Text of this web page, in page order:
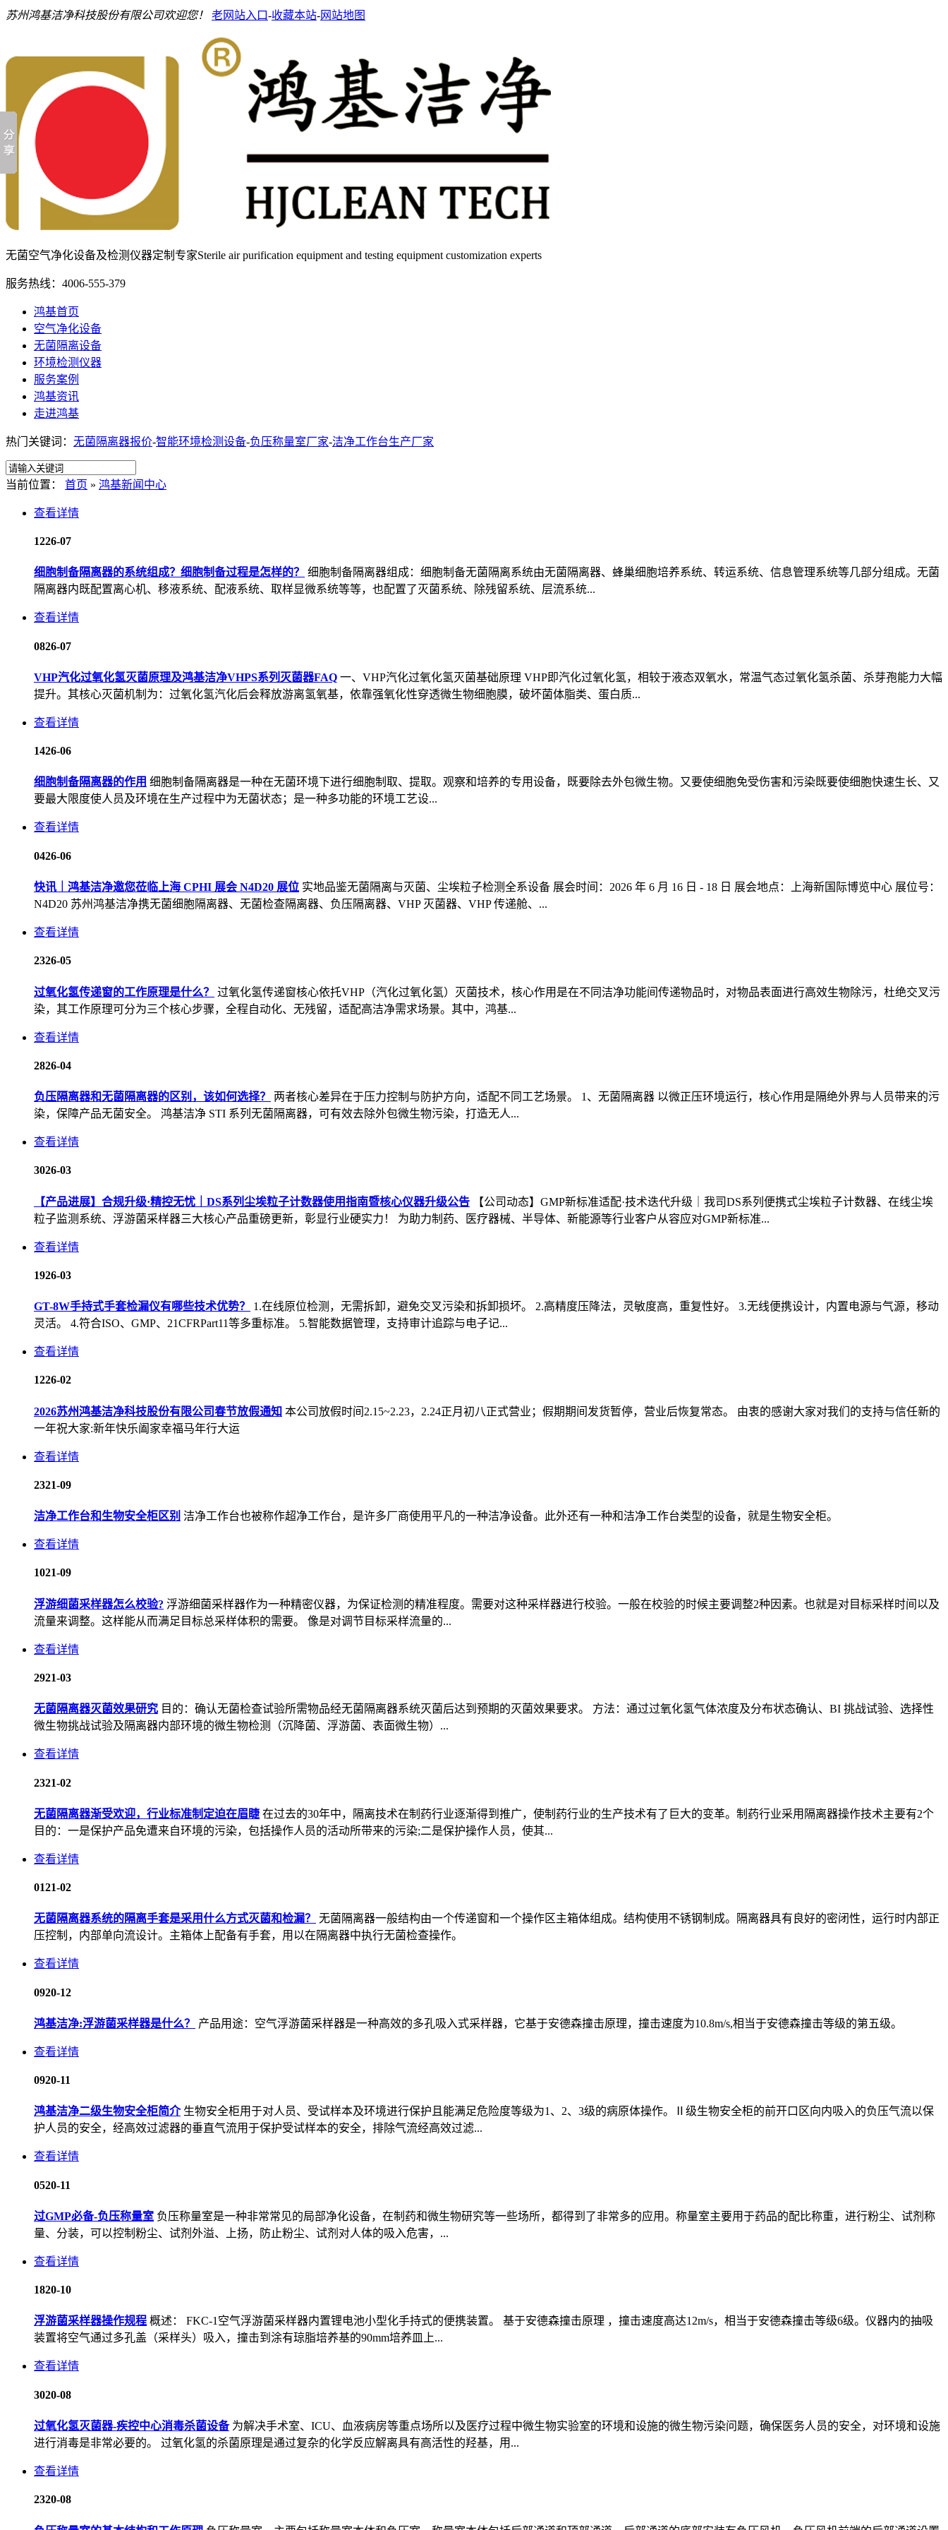
苏州鸿基洁净科技股份有限公司欢迎您！ 老网站入口-收藏本站-网站地图
无菌空气净化设备及检测仪器定制专家Sterile air purification equipment and testing equipment customization experts
服务热线： 4006-555-379
鸿基首页
空气净化设备
无菌隔离设备
环境检测仪器
服务案例
鸿基资讯
走进鸿基
热门关键词： 无菌隔离器报价-智能环境检测设备-负压称量室厂家-洁净工作台生产厂家
当前位置： 首页 » 鸿基新闻中心
查看详情
1226-07
细胞制备隔离器的系统组成？细胞制备过程是怎样的？
细胞制备隔离器组成：细胞制备无菌隔离系统由无菌隔离器、蜂巢细胞培养系统、转运系统、信息管理系统等几部分组成。无菌
隔离器内既配置离心机、移液系统、配液系统、取样显微系统等等，也配置了灭菌系统、除残留系统、层流系统...
查看详情
0826-07
VHP汽化过氧化氢灭菌原理及鸿基洁净VHPS系列灭菌器FAQ 一、VHP汽化过氧化氢灭菌基础原理 VHP即汽化过氧化氢，相较于液态双氧水，常温气态过氧化氢杀菌、杀芽孢能力大幅
提升。其核心灭菌机制为：过氧化氢汽化后会释放游离氢氧基，依靠强氧化性穿透微生物细胞膜，破坏菌体脂类、蛋白质...
查看详情
1426-06
细胞制备隔离器的作用 细胞制备隔离器是一种在无菌环境下进行细胞制取、提取。观察和培养的专用设备，既要除去外包微生物。又要使细胞免受伤害和污染既要使细胞快速生长、又
要最大限度使人员及环境在生产过程中为无菌状态；是一种多功能的环境工艺设...
查看详情
0426-06
快讯｜鸿基洁净邀您莅临上海 CPHI 展会 N4D20 展位 实地品鉴无菌隔离与灭菌、尘埃粒子检测全系设备 展会时间：2026 年 6 月 16 日 - 18 日 展会地点：上海新国际博览中心 展位号：
N4D20 苏州鸿基洁净携无菌细胞隔离器、无菌检查隔离器、负压隔离器、VHP 灭菌器、VHP 传递舱、...
查看详情
2326-05
过氧化氢传递窗的工作原理是什么？
过氧化氢传递窗核心依托VHP（汽化过氧化氢）灭菌技术，核心作用是在不同洁净功能间传递物品时，对物品表面进行高效生物除污，杜绝交叉污
染，其工作原理可分为三个核心步骤，全程自动化、无残留，适配高洁净需求场景。其中，鸿基...
查看详情
2826-04
负压隔离器和无菌隔离器的区别，该如何选择？
两者核心差异在于压力控制与防护方向，适配不同工艺场景。 1、无菌隔离器 以微正压环境运行，核心作用是隔绝外界与人员带来的污
染，保障产品无菌安全。 鸿基洁净 STI 系列无菌隔离器，可有效去除外包微生物污染，打造无人...
查看详情
3026-03
【产品进展】合规升级·精控无忧｜DS系列尘埃粒子计数器使用指南暨核心仪器升级公告
【公司动态】GMP新标准适配·技术迭代升级｜我司DS系列便携式尘埃粒子计数器、在线尘埃
粒子监测系统、浮游菌采样器三大核心产品重磅更新，彰显行业硬实力！ 为助力制药、医疗器械、半导体、新能源等行业客户从容应对GMP新标准...
查看详情
1926-03
GT-8W手持式手套检漏仪有哪些技术优势？
1.在线原位检测，无需拆卸，避免交叉污染和拆卸损坏。 2.高精度压降法，灵敏度高，重复性好。 3.无线便携设计，内置电源与气源，移动
灵活。 4.符合ISO、GMP、21CFRPart11等多重标准。 5.智能数据管理，支持审计追踪与电子记...
查看详情
1226-02
2026苏州鸿基洁净科技股份有限公司春节放假通知 本公司放假时间2.15~2.23，2.24正月初八正式营业；假期期间发货暂停，营业后恢复常态。 由衷的感谢大家对我们的支持与信任新的
一年祝大家:新年快乐阖家幸福马年行大运
查看详情
2321-09
洁净工作台和生物安全柜区别 洁净工作台也被称作超净工作台，是许多厂商使用平凡的一种洁净设备。此外还有一种和洁净工作台类型的设备，就是生物安全柜。
查看详情
1021-09
浮游细菌采样器怎么校验? 浮游细菌采样器作为一种精密仪器，为保证检测的精准程度。需要对这种采样器进行校验。一般在校验的时候主要调整2种因素。也就是对目标采样时间以及
流量来调整。这样能从而满足目标总采样体积的需要。 像是对调节目标采样流量的...
查看详情
2921-03
无菌隔离器灭菌效果研究 目的：确认无菌检查试验所需物品经无菌隔离器系统灭菌后达到预期的灭菌效果要求。 方法：通过过氧化氢气体浓度及分布状态确认、BI 挑战试验、选择性
微生物挑战试验及隔离器内部环境的微生物检测（沉降菌、浮游菌、表面微生物）...
查看详情
2321-02
无菌隔离器渐受欢迎，行业标准制定迫在眉睫 在过去的30年中，隔离技术在制药行业逐渐得到推广，使制药行业的生产技术有了巨大的变革。制药行业采用隔离器操作技术主要有2个
目的：一是保护产品免遭来自环境的污染，包括操作人员的活动所带来的污染;二是保护操作人员，使其...
查看详情
0121-02
无菌隔离器系统的隔离手套是采用什么方式灭菌和检漏？
无菌隔离器一般结构由一个传递窗和一个操作区主箱体组成。结构使用不锈钢制成。隔离器具有良好的密闭性，运行时内部正
压控制，内部单向流设计。主箱体上配备有手套，用以在隔离器中执行无菌检查操作。
查看详情
0920-12
鸿基洁净:浮游菌采样器是什么？ 产品用途：空气浮游菌采样器是一种高效的多孔吸入式采样器，它基于安德森撞击原理，撞击速度为10.8m/s,相当于安德森撞击等级的第五级。
查看详情
0920-11
鸿基洁净二级生物安全柜简介 生物安全柜用于对人员、受试样本及环境进行保护且能满足危险度等级为1、2、3级的病原体操作。Ⅱ级生物安全柜的前开口区向内吸入的负压气流以保
护人员的安全，经高效过滤器的垂直气流用于保护受试样本的安全，排除气流经高效过滤...
查看详情
0520-11
过GMP必备-负压称量室 负压称量室是一种非常常见的局部净化设备，在制药和微生物研究等一些场所，都得到了非常多的应用。称量室主要用于药品的配比称重，进行粉尘、试剂称
量、分装，可以控制粉尘、试剂外溢、上扬，防止粉尘、试剂对人体的吸入危害，...
查看详情
1820-10
浮游菌采样器操作规程 概述： FKC-1空气浮游菌采样器内置锂电池小型化手持式的便携装置。 基于安德森撞击原理 ，撞击速度高达12m/s，相当于安德森撞击等级6级。仪器内的抽吸
装置将空气通过多孔盖（采样头）吸入，撞击到涂有琼脂培养基的90mm培养皿上...
查看详情
3020-08
过氧化氢灭菌器-疾控中心消毒杀菌设备 为解决手术室、ICU、血液病房等重点场所以及医疗过程中微生物实验室的环境和设施的微生物污染问题，确保医务人员的安全，对环境和设施
进行消毒是非常必要的。 过氧化氢的杀菌原理是通过复杂的化学反应解离具有高活性的羟基，用...
查看详情
2320-08